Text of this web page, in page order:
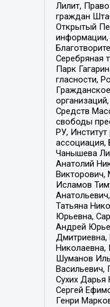
Лилит,
граждан
Открытый
информации,
Серебряная
Парк
гласности,
Средств
свободы
РУ,
ассоциация,
Чанышева
Анатолий
Викторович,
Исламов
Татьяна
Юрьевна,
Андрей
Дмитриевна,
Николаевна,
Шуманов
Васильевич,
Сухих Дарья
Сергей
Генри